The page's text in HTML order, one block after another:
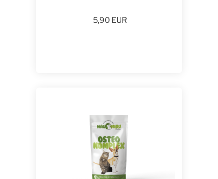
5,90 EUR